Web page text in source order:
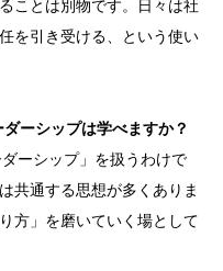
ことは別物です。日々は社
を引き受ける、という使い
ーシップは学べますか？
ーシップ」を扱うわけで
共通する思想が多くありま
方」を磨いていく場として